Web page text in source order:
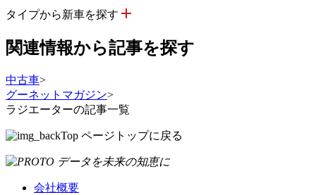
タイプから新車を探す
関連情報から記事を探す
中古車>
グーネットマガジン>
ラジエーターの記事一覧
ページトップに戻る
会社概要